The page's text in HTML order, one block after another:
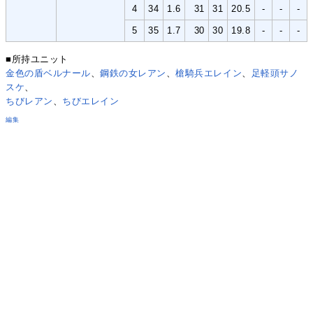
4 34 1.6 31 31 20.5 - - -
5 35 1.7 30 30 19.8 - - -
■所持ユニット
金色の盾ベルナール、鋼鉄の女レアン 、槍騎兵エレイン、 足軽頭サノ
スケ、
ちびレアン 、 ちびエレイン
編集